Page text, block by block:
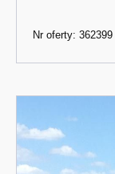
Nr oferty: 362399